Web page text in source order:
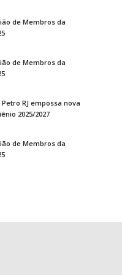
de Membros da
de Membros da
Petro RJ empossa nova
2025/2027
de Membros da